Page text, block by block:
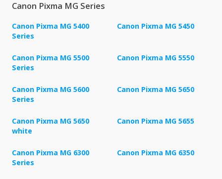
Canon Pixma MG Series
Canon Pixma MG 5400
Series
Canon Pixma MG 5450
Canon Pixma MG 5500
Series
Canon Pixma MG 5550
Canon Pixma MG 5600
Series
Canon Pixma MG 5650
Canon Pixma MG 5650
white
Canon Pixma MG 5655
Canon Pixma MG 6300
Series
Canon Pixma MG 6350